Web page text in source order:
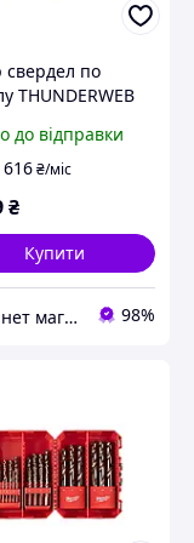
свердел по
THUNDERWEB
мм) 25шт. в
кейсі
до відправки
616₴/міс
₴
Купити
Інтернет магазин обладнання та інструменту "Чупі" 98%